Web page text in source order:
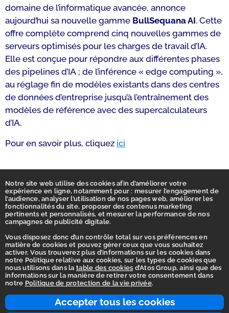
Accepter tous les cookies
Notre site web utilise des cookies afin d’améliorer votre
expérience en ligne, notamment pour : mesurer l’engagement de
l’audience, analyser l’utilisation de nos pages web, améliorer les
fonctionnalités du site, proposer des contenus marketing
pertinents et personnalisés, et mesurer la performance de nos
campagnes de publicité digitale.
Vous disposez donc d’un contrôle total sur vos préférences en
matière de cookies et pouvez gérer ceux que vous souhaitez
activer. Vous trouverez plus d’informations sur les cookies dans
notre Politique relative aux cookies, sur les types de cookies que
nous utilisons dans la table des cookies d’Atos Group, ainsi que des
informations sur la manière de retirer votre consentement dans
notre Politique de protection de la vie privée.
domaine de l’informatique avancée, annonce
aujourd’hui sa nouvelle gamme BullSequana AI. Cette
offre complète comprend cinq nouvelles gammes de
serveurs optimisés pour les charges de travail d’IA.
Elle est conçue pour répondre aux différentes phases
des pipelines d’IA ; de l’inférence « edge computing »,
au réglage fin de modèles existants dans des centres
de données d’entreprise jusqu’à l’entraînement des
modèles de référence avec des supercalculateurs
d’IA.
Pour en savoir plus, cliquez ici
Accueil
Déclaration d’accessibilité
Vie privée
Ligne d'intégrité